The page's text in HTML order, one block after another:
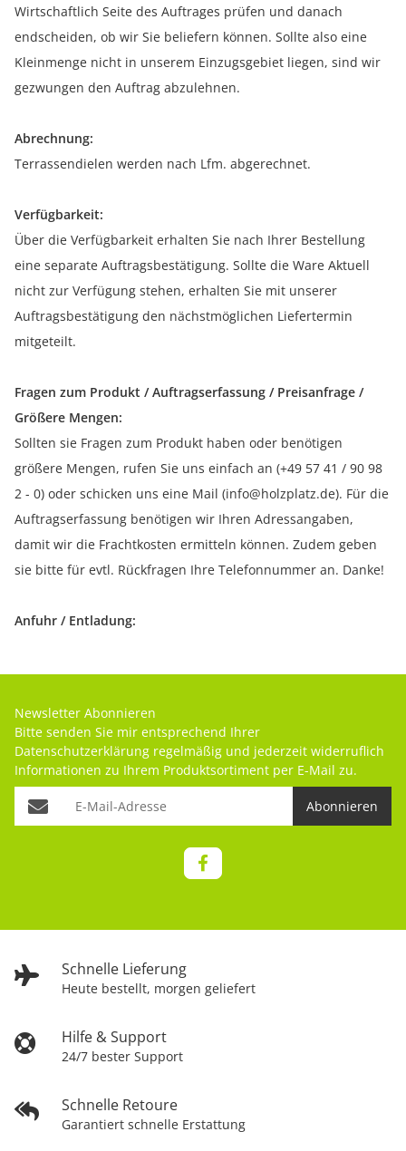
Wirtschaftlich Seite des Auftrages prüfen und danach
endscheiden, ob wir Sie beliefern können. Sollte also eine
Kleinmenge nicht in unserem Einzugsgebiet liegen, sind wir
gezwungen den Auftrag abzulehnen.
Abrechnung:
Terrassendielen werden nach Lfm. abgerechnet.
Verfügbarkeit:
Über die Verfügbarkeit erhalten Sie nach Ihrer Bestellung
eine separate Auftragsbestätigung. Sollte die Ware Aktuell
nicht zur Verfügung stehen, erhalten Sie mit unserer
Auftragsbestätigung den nächstmöglichen Liefertermin
mitgeteilt.
Fragen zum Produkt / Auftragserfassung / Preisanfrage /
Größere Mengen:
Sollten sie Fragen zum Produkt haben oder benötigen
größere Mengen, rufen Sie uns einfach an (+49 57 41 / 90 98
2 - 0) oder schicken uns eine Mail (info@holzplatz.de). Für die
Auftragserfassung benötigen wir Ihren Adressangaben,
damit wir die Frachtkosten ermitteln können. Zudem geben
sie bitte für evtl. Rückfragen Ihre Telefonnummer an. Danke!
Anfuhr / Entladung:
Schnelle Lieferung
Heute bestellt, morgen geliefert
Hilfe & Support
24/7 bester Support
Schnelle Retoure
Garantiert schnelle Erstattung
Newsletter Abonnieren
Bitte senden Sie mir entsprechend Ihrer
Datenschutzerklärung regelmäßig und jederzeit widerruflich
Informationen zu Ihrem Produktsortiment per E-Mail zu.
Abonnieren